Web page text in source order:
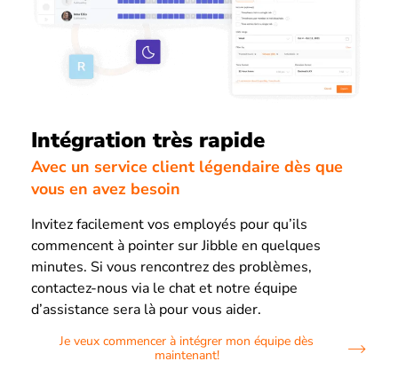
Intégration très rapide
Avec un service client légendaire dès que
vous en avez besoin
Invitez facilement vos employés pour qu’ils
commencent à pointer sur Jibble en quelques
minutes. Si vous rencontrez des problèmes,
contactez-nous via le chat et notre équipe
d’assistance sera là pour vous aider.
Je veux commencer à intégrer mon équipe dès
maintenant!